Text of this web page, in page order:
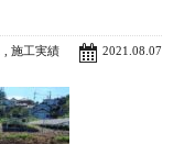
2021.08.07
施工実績